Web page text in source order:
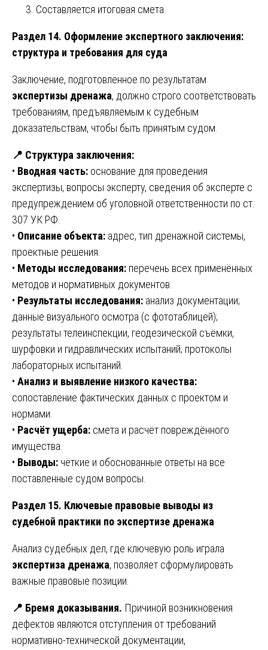
Составляется итоговая смета.
Раздел 14. Оформление экспертного заключения:
структура и требования для суда
Заключение, подготовленное по результатам
экспертизы дренажа, должно строго соответствовать
требованиям, предъявляемым к судебным
доказательствам, чтобы быть принятым судом.
📍 Структура заключения:
• Вводная часть: основание для проведения
экспертизы, вопросы эксперту, сведения об эксперте с
предупреждением об уголовной ответственности по ст.
307 УК РФ.
• Описание объекта: адрес, тип дренажной системы,
проектные решения.
• Методы исследования: перечень всех применённых
методов и нормативных документов.
• Результаты исследования: анализ документации;
данные визуального осмотра (с фототаблицей);
результаты телеинспекции, геодезической съёмки,
шурфовки и гидравлических испытаний; протоколы
лабораторных испытаний.
• Анализ и выявление низкого качества:
сопоставление фактических данных с проектом и
нормами.
• Расчёт ущерба: смета и расчёт повреждённого
имущества.
• Выводы: чёткие и обоснованные ответы на все
поставленные судом вопросы.
Раздел 15. Ключевые правовые выводы из
судебной практики по экспертизе дренажа
Анализ судебных дел, где ключевую роль играла
экспертиза дренажа, позволяет сформулировать
важные правовые позиции.
📍 Бремя доказывания. Причиной возникновения
дефектов являются отступления от требований
нормативно-технической документации,